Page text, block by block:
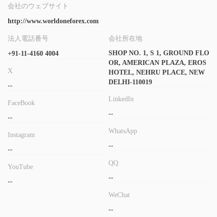
アカウントには4つのタイプがあります：
金、外国為替カード、旅行サービス
ユーザーはオンラインで通貨を交換し、すべての国際教育送金を
旅行のキャンセルに対応するための旅行サービスを利用すること
ができます。
WorldOne Forex は手数料、料金、充当金、税金に関して外国為
替レートに対して手数料を請求しません。銀行が請求する手数料
は実際の価格（+GST）で顧客に転嫁されます。
入金と出金
また、WorldOne Forex は外国為替の購入に最低入金額の要件は
ザーは銀行振込、デビット/クレジットカード、オンラインウォレ
ット、その他の支払い方法で支払うことができます。
会社のウェブサイト
http://www.worldoneforex.com
法人電話番号
+91-11-4160 4004
X
--
FaceBook
--
Instagram
--
YouTube
--
会社所在地
SHOP NO. 1, S 1, GROUND FLO
OR, AMERICAN PLAZA, EROS
HOTEL, NEHRU PLACE, NEW
DELHI-110019
LinkedIn
--
WhatsApp
--
QQ
--
WeChat
--